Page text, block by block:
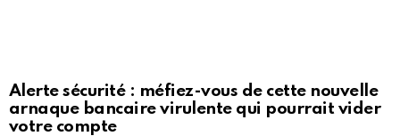
Alerte sécurité : méfiez-vous de cette nouvelle
arnaque bancaire virulente qui pourrait vider
votre compte